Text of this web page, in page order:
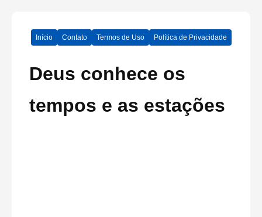
Início Contato Termos de Uso Política de Privacidade
Deus conhece os
tempos e as estações